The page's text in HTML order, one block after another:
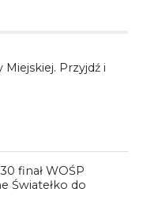
Miejskiej. Przyjdź i
finał WOŚP
Światełko do